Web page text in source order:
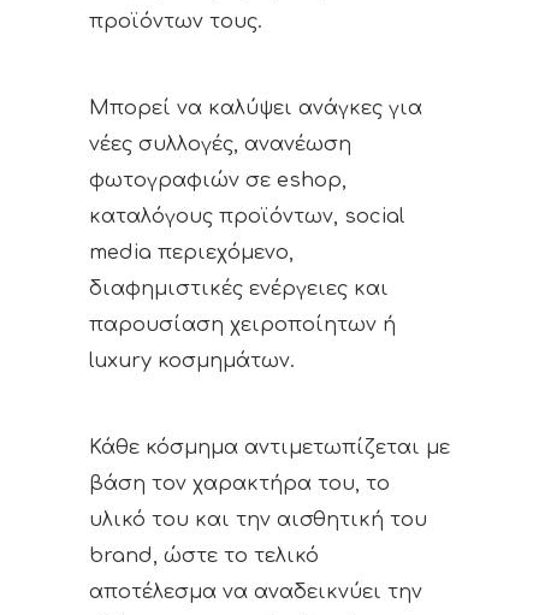
προϊόντων τους.
Μπορεί να καλύψει ανάγκες για
νέες συλλογές, ανανέωση
φωτογραφιών σε eshop,
καταλόγους προϊόντων, social
media περιεχόμενο,
διαφημιστικές ενέργειες και
παρουσίαση χειροποίητων ή
luxury κοσμημάτων.
Κάθε κόσμημα αντιμετωπίζεται με
βάση τον χαρακτήρα του, το
υλικό του και την αισθητική του
brand, ώστε το τελικό
αποτέλεσμα να αναδεικνύει την